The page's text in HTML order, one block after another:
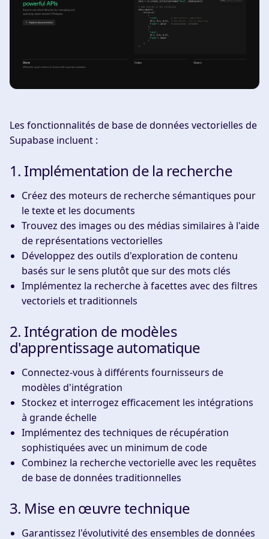
Les fonctionnalités de base de données vectorielles de
Supabase incluent :
1. Implémentation de la recherche
Créez des moteurs de recherche sémantiques pour
le texte et les documents
Trouvez des images ou des médias similaires à l'aide
de représentations vectorielles
Développez des outils d'exploration de contenu
basés sur le sens plutôt que sur des mots clés
Implémentez la recherche à facettes avec des filtres
vectoriels et traditionnels
2. Intégration de modèles
d'apprentissage automatique
Connectez-vous à différents fournisseurs de
modèles d'intégration
Stockez et interrogez efficacement les intégrations
à grande échelle
Implémentez des techniques de récupération
sophistiquées avec un minimum de code
Combinez la recherche vectorielle avec les requêtes
de base de données traditionnelles
3. Mise en œuvre technique
Garantissez l'évolutivité des ensembles de données